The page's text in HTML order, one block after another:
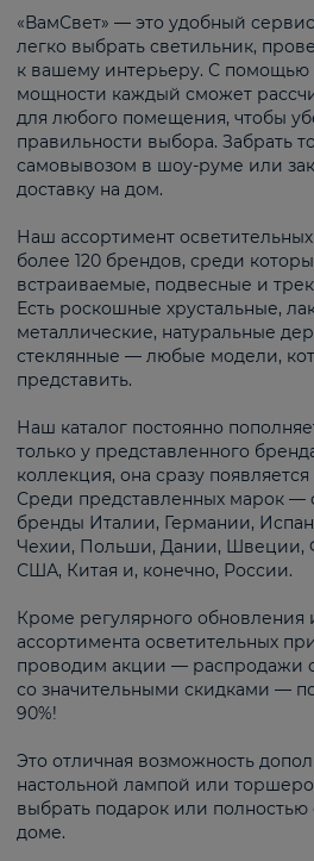
«ВамСвет» — это удобный
легко выбрать светильник,
к вашему интерьеру. С помощью
мощности каждый сможет
для любого помещения, чтобы
правильности выбора. Забрать
самовывозом в шоу-руме или
доставку на дом.
Наш ассортимент
более 120 брендов, среди
встраиваемые, подвесные и
Есть роскошные хрустальные,
металлические, натуральные
стеклянные — любые модели,
представить.
Наш каталог постоянно
только у представленного
коллекция, она сразу
Среди представленных марок —
бренды Италии, Германии,
Чехии, Польши, Дании, Швеции,
США, Китая и, конечно, России.
Кроме регулярного обновления
ассортимента осветительных
проводим акции — распродажи
со значительными скидками —
90%!
Это отличная возможность
настольной лампой или
выбрать подарок или полностью
доме.